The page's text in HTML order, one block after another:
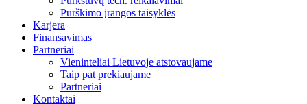
Purškimo įrangos taisyklės
Karjera
Finansavimas
Partneriai
Vieninteliai Lietuvoje atstovaujame
Taip pat prekiaujame
Partneriai
Kontaktai